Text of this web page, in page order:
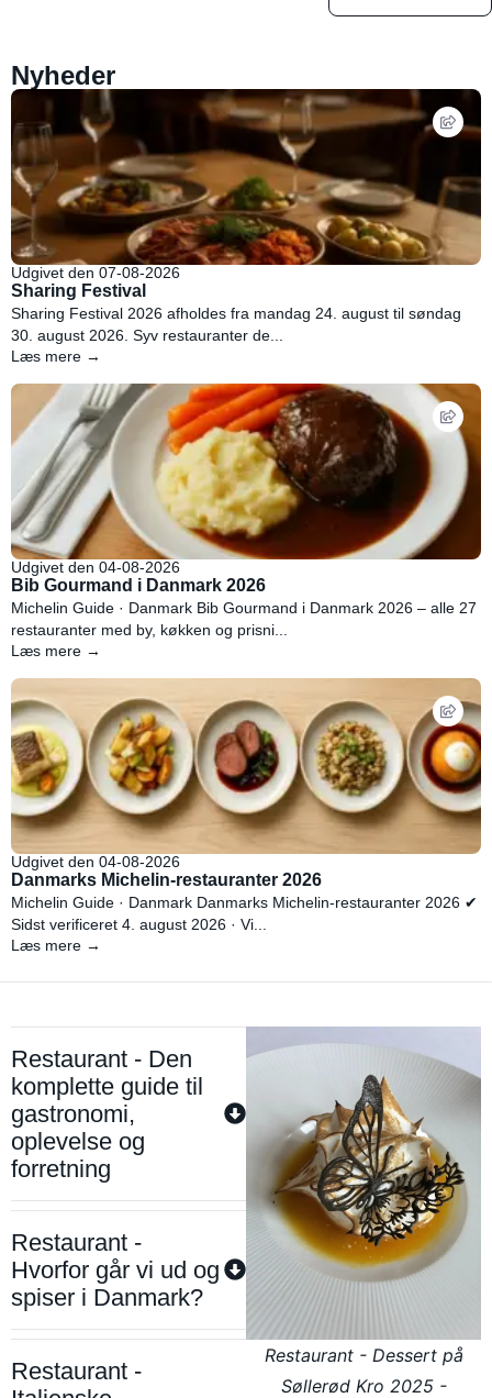
Nyheder
Udgivet den 07-08-2026
Sharing Festival
Sharing Festival 2026 afholdes fra mandag 24. august til søndag
30. august 2026. Syv restauranter de...
Læs mere →
Udgivet den 04-08-2026
Bib Gourmand i Danmark 2026
Michelin Guide · Danmark Bib Gourmand i Danmark 2026 – alle 27
restauranter med by, køkken og prisni...
Læs mere →
Udgivet den 04-08-2026
Danmarks Michelin-restauranter 2026
Michelin Guide · Danmark Danmarks Michelin-restauranter 2026 ✔
Sidst verificeret 4. august 2026 · Vi...
Læs mere →
Restaurant - Den
komplette guide til
gastronomi,
oplevelse og
forretning
Restaurant -
Hvorfor går vi ud og
spiser i Danmark?
Restaurant -
Restaurant - Dessert på
Søllerød Kro 2025 -